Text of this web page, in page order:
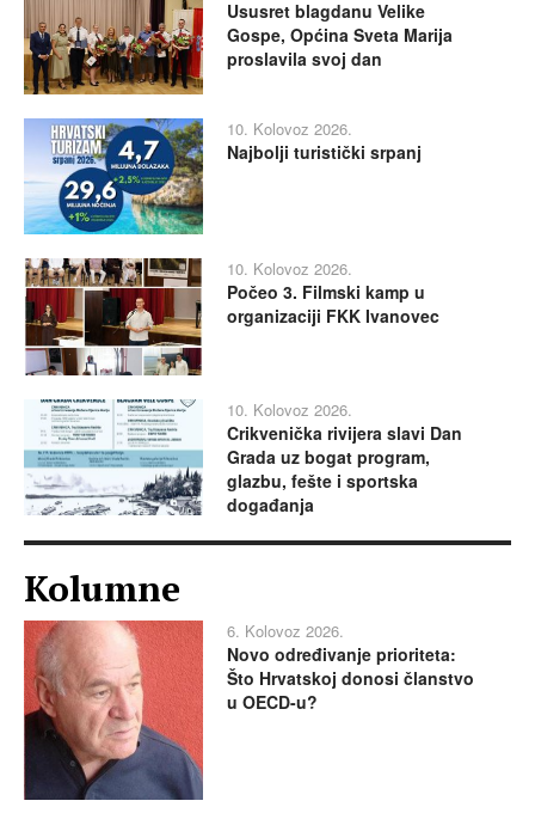
Ususret blagdanu Velike
Gospe, Općina Sveta Marija
proslavila svoj dan
10. Kolovoz 2026.
Najbolji turistički srpanj
10. Kolovoz 2026.
Počeo 3. Filmski kamp u
organizaciji FKK Ivanovec
10. Kolovoz 2026.
Crikvenička rivijera slavi Dan
Grada uz bogat program,
glazbu, fešte i sportska
događanja
Kolumne
6. Kolovoz 2026.
Novo određivanje prioriteta:
Što Hrvatskoj donosi članstvo
u OECD-u?